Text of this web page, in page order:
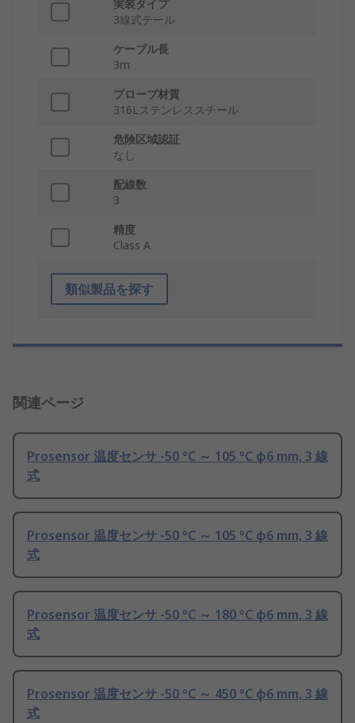
実装タイプ
3線式テール
ケーブル長
3m
プローブ材質
316Lステンレススチール
危険区域認証
なし
配線数
3
精度
Class A
類似製品を探す
関連ページ
Prosensor 温度センサ -50 °C ～ 105 °C φ6 mm, 3 線
式
Prosensor 温度センサ -50 °C ～ 105 °C φ6 mm, 3 線
式
Prosensor 温度センサ -50 °C ～ 180 °C φ6 mm, 3 線
式
Prosensor 温度センサ -50 °C ～ 450 °C φ6 mm, 3 線
式